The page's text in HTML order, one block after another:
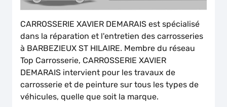
CARROSSERIE XAVIER DEMARAIS est spécialisé
dans la réparation et l'entretien des carrosseries
à BARBEZIEUX ST HILAIRE. Membre du réseau
Top Carrosserie, CARROSSERIE XAVIER
DEMARAIS intervient pour les travaux de
carrosserie et de peinture sur tous les types de
véhicules, quelle que soit la marque.